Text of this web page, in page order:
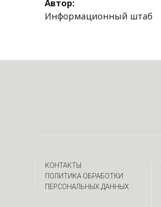
Автор:
Информационный штаб
КОНТАКТЫ
ПОЛИТИКА ОБРАБОТКИ
ПЕРСОНАЛЬНЫХ ДАННЫХ